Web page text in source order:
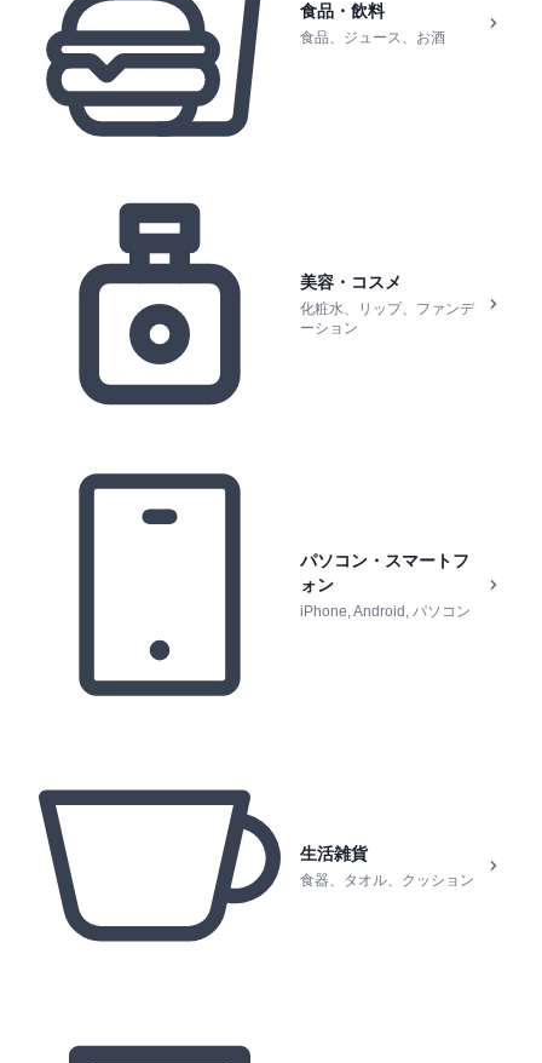
食品・飲料
食品、ジュース、お酒
美容・コスメ
化粧水、リップ、ファンデ
ーション
パソコン・スマートフ
ォン
iPhone, Android, パソコン
生活雑貨
食器、タオル、クッション